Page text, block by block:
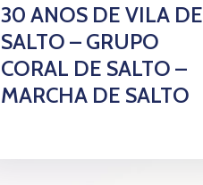
30 ANOS DE VILA DE
SALTO – GRUPO
CORAL DE SALTO –
MARCHA DE SALTO